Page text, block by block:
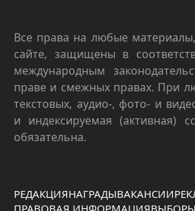
Все права на любые
сайте, защищены в
международным
праве и смежных правах. При
текстовых, аудио-, фото- и
и индексируемая (активная)
обязательна.
РЕДАКЦИЯНАГРАДЫВАКАНСИИ
ПРАВОВАЯ ИНФОРМАЦИЯВЫБОРЫ